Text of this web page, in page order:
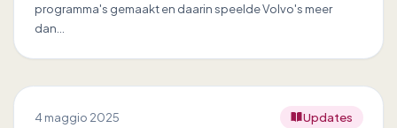
programma's gemaakt en daarin speelde Volvo's meer
dan…
4 maggio 2025 Updates